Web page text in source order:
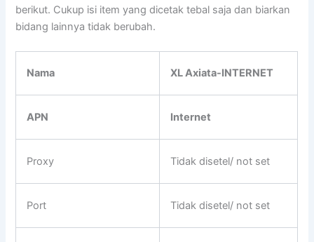
berikut. Cukup isi item yang dicetak tebal saja dan biarkan
bidang lainnya tidak berubah.
Nama XL Axiata-INTERNET
APN Internet
Proxy Tidak disetel/ not set
Port Tidak disetel/ not set